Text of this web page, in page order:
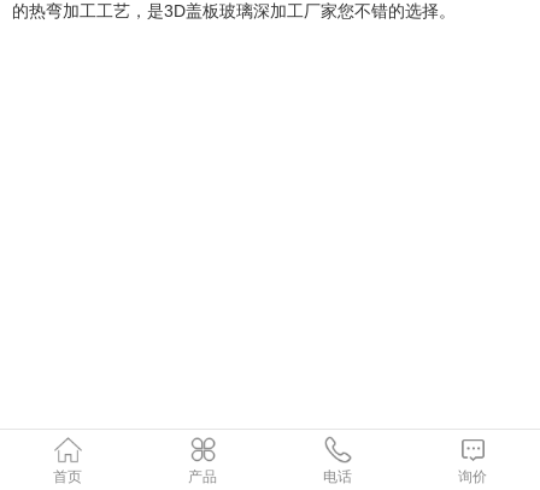
的热弯加工工艺，是3D盖板玻璃深加工厂家您不错的选择。
首页 产品 电话 询价